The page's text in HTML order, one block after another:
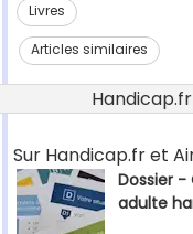
Livres
Articles similaires
Sur Handicap.fr et
Dossier -
adulte